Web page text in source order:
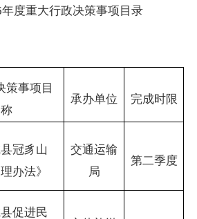
度重大行政决策事项目录
策事项目
承办单位 完成时限
冠豸山
办法》
交通运输
局
第二季度
促进民